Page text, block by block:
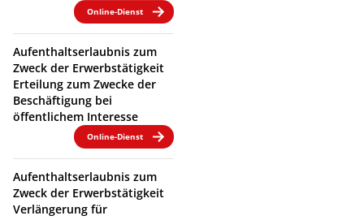
Online-Dienst
Aufenthaltserlaubnis zum
Zweck der Erwerbstätigkeit
Erteilung zum Zwecke der
Beschäftigung bei
öffentlichem Interesse
Online-Dienst
Aufenthaltserlaubnis zum
Zweck der Erwerbstätigkeit
Verlängerung für